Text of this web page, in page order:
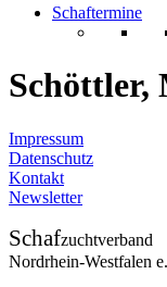
Schaftermine
Schöttler,
Impressum
Datenschutz
Kontakt
Newsletter
Schafzuchtverband
Nordrhein-Westfalen